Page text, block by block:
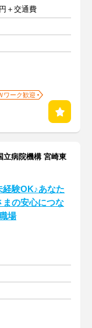
＋交通費
ワーク歓迎
病院機構 宮崎東
経験OK♪あなた
まの安心につな
場